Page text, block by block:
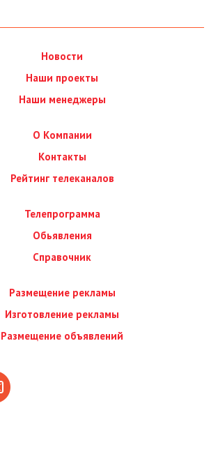
Новости
Наши проекты
Наши менеджеры
О Компании
Контакты
Рейтинг телеканалов
Телепрограмма
Обьявления
Справочник
Размещение рекламы
Изготовление рекламы
Размещение объявлений